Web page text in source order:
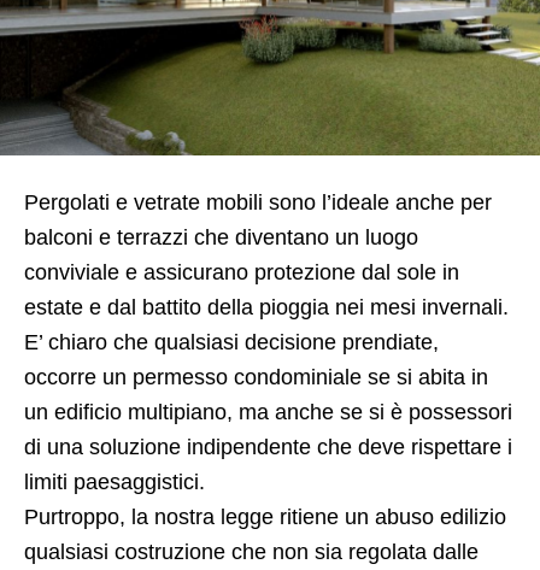
Pergolati e vetrate mobili sono l’ideale anche per
balconi e terrazzi che diventano un luogo
conviviale e assicurano protezione dal sole in
estate e dal battito della pioggia nei mesi invernali.
E’ chiaro che qualsiasi decisione prendiate,
occorre un permesso condominiale se si abita in
un edificio multipiano, ma anche se si è possessori
di una soluzione indipendente che deve rispettare i
limiti paesaggistici.
Purtroppo, la nostra legge ritiene un abuso edilizio
qualsiasi costruzione che non sia regolata dalle